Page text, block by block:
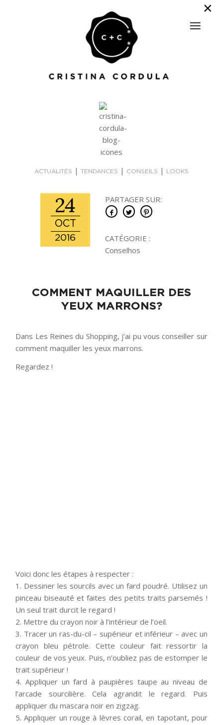
ACTUALITÉS | TENDANCES | CONSEILS | LOOKS
24
OCT
2016
PARTAGER SUR:
CATÉGORIE :
Conselhos
COMMENT MAQUILLER DES
YEUX MARRONS?
Dans Les Reines du Shopping, j’ai pu vous conseiller sur
comment maquiller les yeux marrons.
Regardez !
Voici donc les étapes à respecter :
1. Dessiner les sourcils avec un fard poudré. Utilisez un
pinceau biseauté et faites des petits traits parsemés !
Un seul trait durcit le regard !
2. Mettre du crayon noir à l’intérieur de l’oeil.
3. Tracer un ras-du-cil – supérieur et inférieur – avec un
crayon bleu pétrole. Cette couleur fait ressortir la
couleur de vos yeux. Puis, n’oubliez pas de estomper le
trait supérieur !
4. Appliquer un fard à paupières taupe au niveau de
l’arcade sourcilière. Cela agrandit le regard. Puis
appliquer du mascara noir en zigzag.
5. Appliquer un rouge à lèvres corail, en tapotant, pour